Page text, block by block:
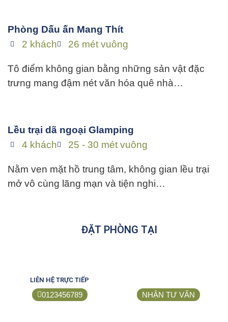
Phòng Dấu ấn Mang Thít
2 khách
26 mét vuông
Tô điểm không gian bằng những sản vật đặc
trưng mang đậm nét văn hóa quê nhà…
Lều trại dã ngoại Glamping
4 khách
25 - 30 mét vuông
Nằm ven mặt hồ trung tâm, không gian lều trại
mở vô cùng lãng mạn và tiện nghi…
ĐẶT PHÒNG TẠI
LIÊN HỆ TRỰC TIẾP
0123456789 NHẬN TƯ VẤN